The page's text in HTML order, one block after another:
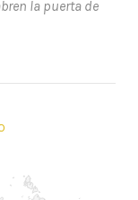
la puerta de